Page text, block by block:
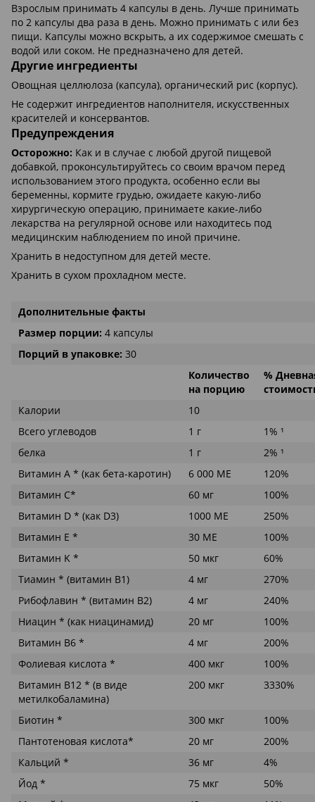
Взрослым принимать 4 капсулы в день. Лучше принимать
по 2 капсулы два раза в день. Можно принимать с или без
пищи. Капсулы можно вскрыть, а их содержимое смешать с
водой или соком. Не предназначено для детей.
Другие ингредиенты
Овощная целлюлоза (капсула), органический рис (корпус).
Не содержит ингредиентов наполнителя, искусственных
красителей и консервантов.
Предупреждения
Осторожно: Как и в случае с любой другой пищевой
добавкой, проконсультируйтесь со своим врачом перед
использованием этого продукта, особенно если вы
беременны, кормите грудью, ожидаете какую-либо
хирургическую операцию, принимаете какие-либо
лекарства на регулярной основе или находитесь под
медицинским наблюдением по иной причине.
Хранить в недоступном для детей месте.
Хранить в сухом прохладном месте.
Дополнительные факты
Размер порции: 4 капсулы
Порций в упаковке: 30
Количество
на порцию
%
Калории
10
Всего углеводов
1 г
1% ¹
белка
1 г
2% ¹
Витамин А * (как бета-каротин)
6 000 МЕ
120%
Витамин С*
60 мг
100%
Витамин D * (как D3)
1000 МЕ
250%
Витамин E *
30 МЕ
100%
Витамин K *
50 мкг
60%
Тиамин * (витамин B1)
4 мг
270%
Рибофлавин * (витамин В2)
4 мг
240%
Ниацин * (как ниацинамид)
20 мг
100%
Витамин B6 *
4 мг
200%
Фолиевая кислота *
400 мкг
100%
Витамин В12 * (в виде
метилкобаламина)
200 мкг 3330%
Биотин * 300 мкг
100%
Пантотеновая кислота*
20 мг
200%
Кальций *
36 мг
4%
Йод *
75 мкг
50%